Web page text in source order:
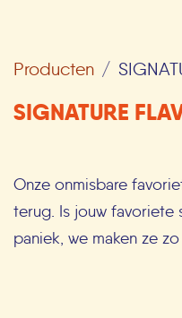
Producten
SIGNATURE
Onze onmisbare
terug. Is jouw favoriete
paniek, we maken ze